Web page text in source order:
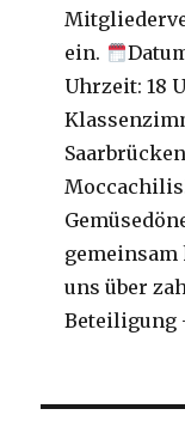
ein.
Uhrzeit: 18
uns über
Beteiligung